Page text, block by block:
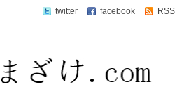
twitter facebook RSS